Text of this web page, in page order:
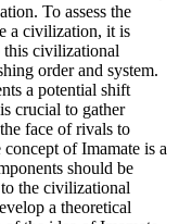
To assess the
a civilization, it is
this civilizational
order and system.
a potential shift
crucial to gather
face of rivals to
of Imamate is a
should be
the civilizational
a theoretical